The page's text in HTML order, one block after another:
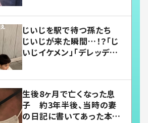
じいじを駅で待つ孫たち
じいじが来た瞬間…！？「じ
いじイケメン」「デレッデレ」
生後8ヶ月で亡くなった息
子 約3年半後、当時の妻
の日記に書いてあった本音